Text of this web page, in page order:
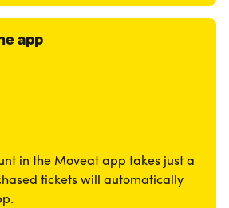
app
in the Moveat app takes just a
tickets will automatically